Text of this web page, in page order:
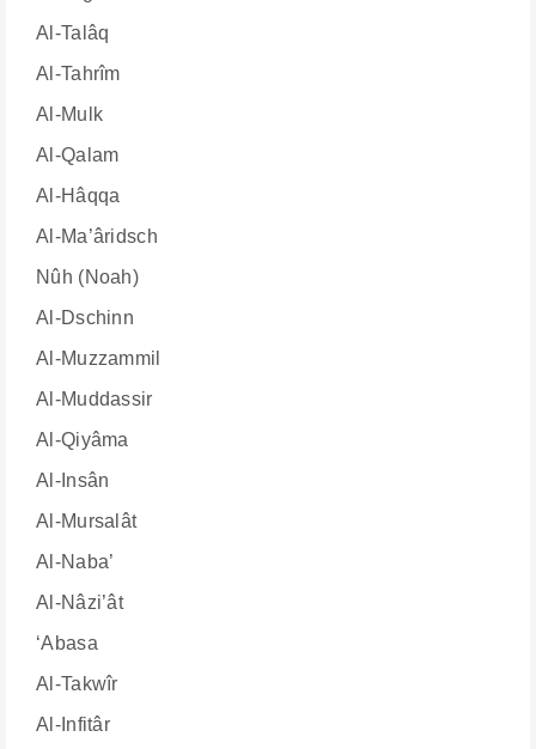
Al-Talâq
Al-Tahrîm
Al-Mulk
Al-Qalam
Al-Hâqqa
Al-Ma’âridsch
Nûh (Noah)
Al-Dschinn
Al-Muzzammil
Al-Muddassir
Al-Qiyâma
Al-Insân
Al-Mursalât
Al-Naba’
Al-Nâzi’ât
‘Abasa
Al-Takwîr
Al-Infitâr